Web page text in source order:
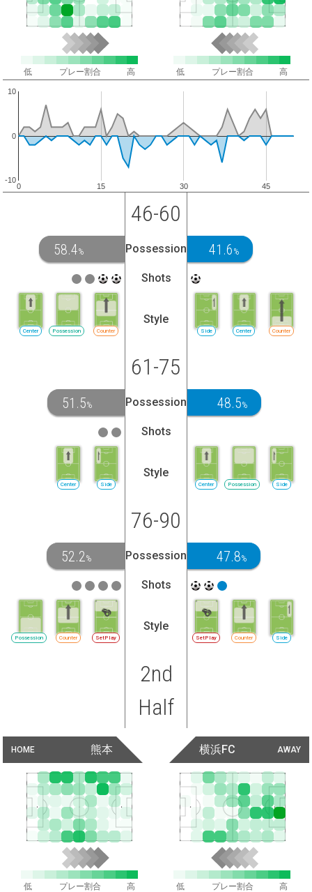
低 プレー割合 高 低 プレー割合 高
0 15 30 45
-10
0
10
46-60
58.4% Possession 41.6 %
Shots
Counter
Possession
Center
Style
Side Center Counter
61-75
51.5% Possession 48.5%
Shots
Side
Center
Style
Center Possession Side
76-90
52.2% Possession 47.8%
Shots
SetPlay
Counter
Possession
Style
SetPlay Counter Side
2nd
Half
HOME 熊本 AWAY
横浜FC
低 プレー割合 高 低 プレー割合 高